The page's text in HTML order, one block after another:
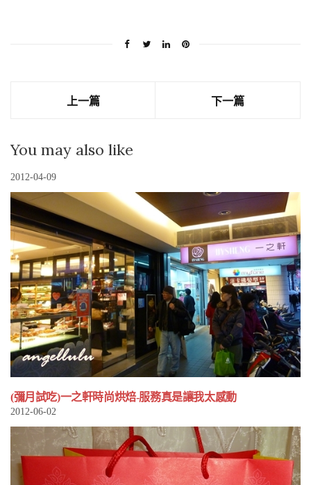
上一篇 下一篇
You may also like
2012-04-09
(彌月試吃)一之軒時尚烘焙-服務真是讓我太感動
2012-06-02